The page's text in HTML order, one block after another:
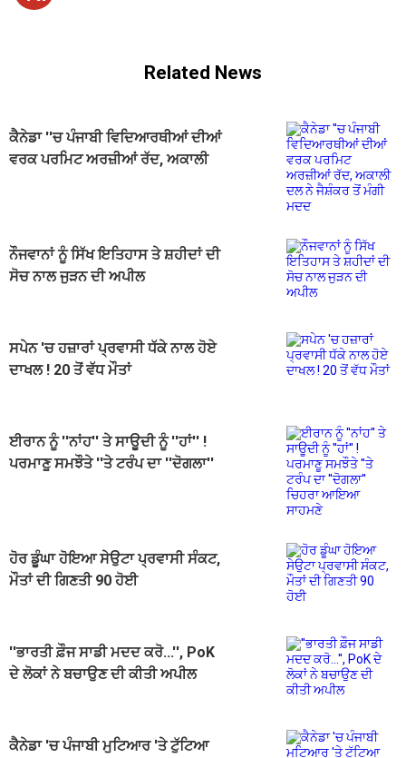
Related News
ਕੈਨੇਡਾ ''ਚ ਪੰਜਾਬੀ ਵਿਦਿਆਰਥੀਆਂ ਦੀਆਂ
ਵਰਕ ਪਰਮਿਟ ਅਰਜ਼ੀਆਂ ਰੱਦ, ਅਕਾਲੀ
ਨੌਜਵਾਨਾਂ ਨੂੰ ਸਿੱਖ ਇਤਿਹਾਸ ਤੇ ਸ਼ਹੀਦਾਂ ਦੀ
ਸੋਚ ਨਾਲ ਜੁੜਨ ਦੀ ਅਪੀਲ
ਸਪੇਨ 'ਚ ਹਜ਼ਾਰਾਂ ਪ੍ਰਵਾਸੀ ਧੱਕੇ ਨਾਲ ਹੋਏ
ਦਾਖਲ ! 20 ਤੋਂ ਵੱਧ ਮੌਤਾਂ
ਈਰਾਨ ਨੂੰ ''ਨਾਂਹ'' ਤੇ ਸਾਊਦੀ ਨੂੰ ''ਹਾਂ'' !
ਪਰਮਾਣੂ ਸਮਝੌਤੇ ''ਤੇ ਟਰੰਪ ਦਾ ''ਦੋਗਲਾ''
ਹੋਰ ਡੂੰਘਾ ਹੋਇਆ ਸੇਉਟਾ ਪ੍ਰਵਾਸੀ ਸੰਕਟ,
ਮੌਤਾਂ ਦੀ ਗਿਣਤੀ 90 ਹੋਈ
''ਭਾਰਤੀ ਫ਼ੌਜ ਸਾਡੀ ਮਦਦ ਕਰੋ...'', PoK
ਦੇ ਲੋਕਾਂ ਨੇ ਬਚਾਉਣ ਦੀ ਕੀਤੀ ਅਪੀਲ
ਕੈਨੇਡਾ 'ਚ ਪੰਜਾਬੀ ਮੁਟਿਆਰ 'ਤੇ ਟੁੱਟਿਆ